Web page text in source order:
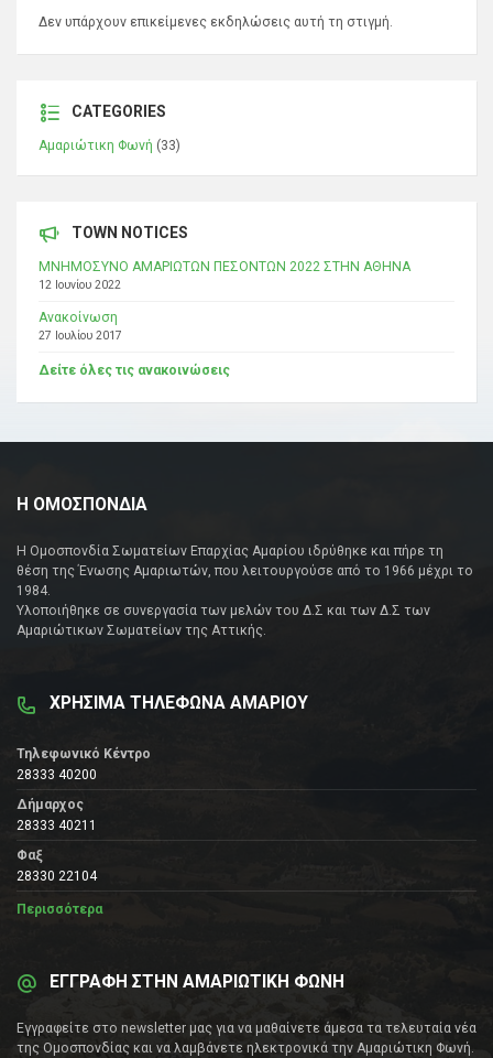
Δεν υπάρχουν επικείμενες εκδηλώσεις αυτή τη στιγμή.
CATEGORIES
Αμαριώτικη Φωνή (33)
TOWN NOTICES
ΜΝΗΜΟΣΥΝΟ ΑΜΑΡΙΩΤΩΝ ΠΕΣΟΝΤΩΝ 2022 ΣΤΗΝ ΑΘΗΝΑ
12 Ιουνίου 2022
Ανακοίνωση
27 Ιουλίου 2017
Δείτε όλες τις ανακοινώσεις
Η ΟΜΟΣΠΟΝΔΙΑ
Η Ομοσπονδία Σωματείων Επαρχίας Αμαρίου ιδρύθηκε και πήρε τη
θέση της Ένωσης Αμαριωτών, που λειτουργούσε από το 1966 μέχρι το
1984.
Υλοποιήθηκε σε συνεργασία των μελών του Δ.Σ και των Δ.Σ των
Αμαριώτικων Σωματείων της Αττικής.
ΧΡΗΣΙΜΑ ΤΗΛΕΦΩΝΑ ΑΜΑΡΙΟΥ
Τηλεφωνικό Κέντρο
28333 40200
Δήμαρχος
28333 40211
Φαξ
28330 22104
Περισσότερα
ΕΓΓΡΑΦΗ ΣΤΗΝ ΑΜΑΡΙΩΤΙΚΗ ΦΩΝΗ
Εγγραφείτε στο newsletter μας για να μαθαίνετε άμεσα τα τελευταία νέα
της Ομοσπονδίας και να λαμβάνετε ηλεκτρονικά την Αμαριώτικη Φωνή.